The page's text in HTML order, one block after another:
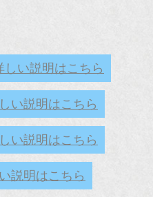
い説明はこちら
い説明はこちら
い説明はこちら
説明はこちら